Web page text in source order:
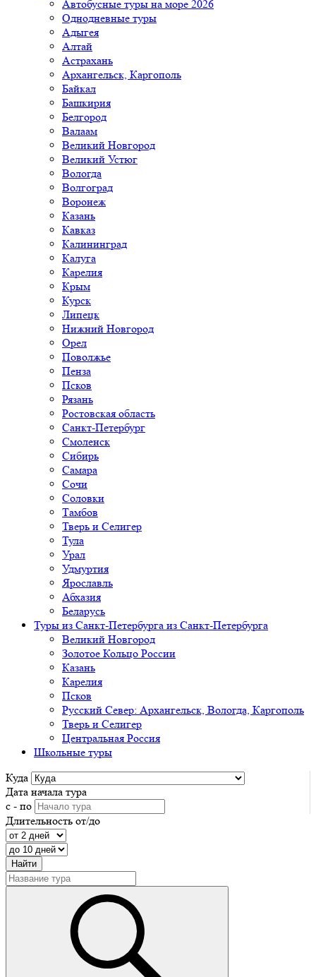
Автобусные туры на море 2026
Однодневные туры
Адыгея
Алтай
Астрахань
Архангельск, Каргополь
Байкал
Башкирия
Белгород
Валаам
Великий Новгород
Великий Устюг
Вологда
Волгоград
Воронеж
Казань
Кавказ
Калининград
Калуга
Карелия
Крым
Курск
Липецк
Нижний Новгород
Орел
Поволжье
Пенза
Псков
Рязань
Ростовская область
Санкт-Петербург
Смоленск
Сибирь
Самара
Сочи
Соловки
Тамбов
Тверь и Селигер
Тула
Урал
Удмуртия
Ярославль
Абхазия
Беларусь
Туры из Санкт-Петербурга из Санкт-Петербурга
Великий Новгород
Золотое Кольцо России
Казань
Карелия
Псков
Русский Север: Архангельск, Вологда, Каргополь
Тверь и Селигер
Центральная Россия
Школьные туры
Куда
Дата начала тура
с - по
Длительность от/до